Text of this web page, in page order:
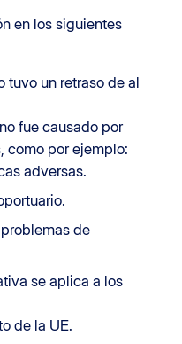
en los siguientes
tuvo un retraso de al
fue causado por
como por ejemplo:
adversas.
de
se aplica a los
de la UE.